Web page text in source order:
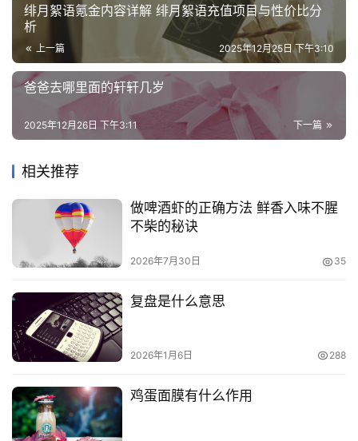
更
多
面
绯月絮语氪金内容详解 绯月絮语充值项目与性价比分
析
上一篇 2025年12月25日 下午3:10
爸爸去哪里面的轩轩几岁
下一篇
2025年12月26日 下午3:11
相关推荐
做啤酒虾的正确方法 鲜香入味不腥
不柴的秘诀
2026年7月30日 35
复盘是什么意思
2026年1月6日 288
鸡蛋面膜有什么作用